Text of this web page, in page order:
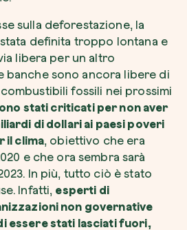
sulla deforestazione, la
definita troppo lontana e
libera per un altro
banche sono ancora libere di
fossili nei prossimi
stati criticati per non aver
di dollari ai paesi poveri
il clima, obiettivo che era
e che ora sembra sarà
In più, tutto ciò è stato
Infatti, esperti di
non governative
essere stati lasciati fuori,